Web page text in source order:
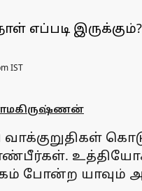
எப்படி இருக்கும்?
IST
வாக்குறுதிகள்
போன்ற யாவும்